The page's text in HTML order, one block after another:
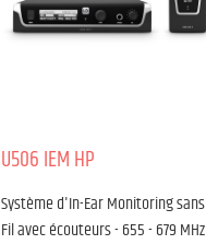
U506 IEM HP
Système d'In-Ear Monitoring sans
Fil avec écouteurs - 655 - 679 MHz